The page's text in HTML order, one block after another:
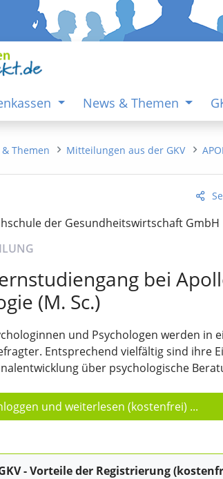
News & Themen
Themen Mitteilungen aus der GKV
der Gesundheitswirtschaft GmbH
bei
(M. Sc.)
und Psychologen werden in
Entsprechend vielfältig sind ihre
über psychologische
und weiterlesen (kostenfrei) ...
- Vorteile der Registrierung